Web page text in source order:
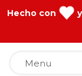
Hecho con y
Menu